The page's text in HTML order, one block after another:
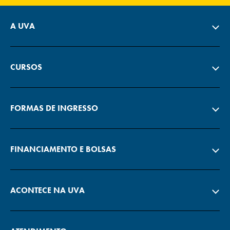
A UVA
CURSOS
FORMAS DE INGRESSO
FINANCIAMENTO E BOLSAS
ACONTECE NA UVA